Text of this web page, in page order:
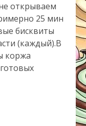
открываем
25 мин
бисквиты
(каждый).В
коржа